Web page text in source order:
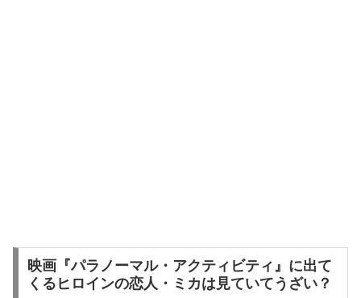
映画『パラノーマル・アクティビティ』に出て
くるヒロインの恋人・ミカは見ていてうざい？